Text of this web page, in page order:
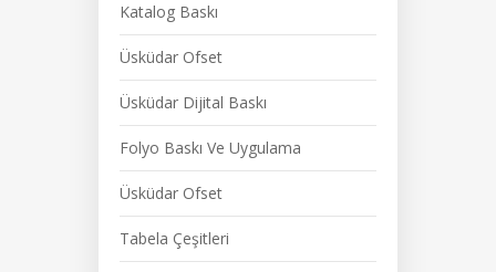
Katalog Baskı
Üsküdar Ofset
Üsküdar Dijital Baskı
Folyo Baskı Ve Uygulama
Üsküdar Ofset
Tabela Çeşitleri